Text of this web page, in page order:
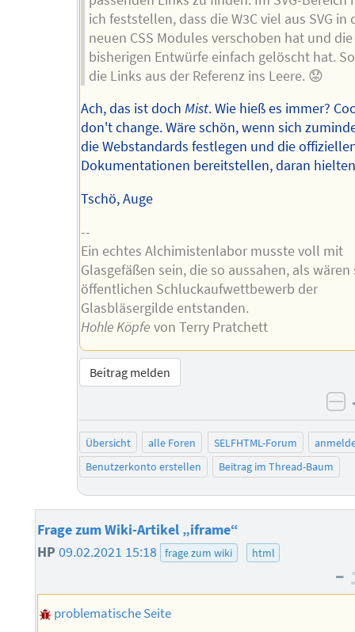
ich feststellen, dass die W3C viel aus SVG in
neuen CSS Modules verschoben hat und die
bisherigen Entwürfe einfach gelöscht hat.
die Links aus der Referenz ins Leere. 😟
Ach, das ist dochMist. Wie hieß es immer?
don't change. Wäre schön, wenn sich
die Webstandards festlegen und die
Dokumentationen bereitstellen, daran
Tschö, Auge
--
Ein echtes Alchimistenlabor musste voll mit
Glasgefäßen sein, die so aussahen, als wären
öffentlichen Schluckaufwettbewerb der
Glasbläsergilde entstanden.
Hohle Köpfe von Terry Pratchett
Beitrag melden
Übersicht alle Foren SELFHTML-Forum
Benutzerkonto erstellen
Beitrag im Thread-Baum
Frage zum Wiki-Artikel „iframe“
HP 09.02.2021 15:18 frage zum wiki html
–
problematische Seite